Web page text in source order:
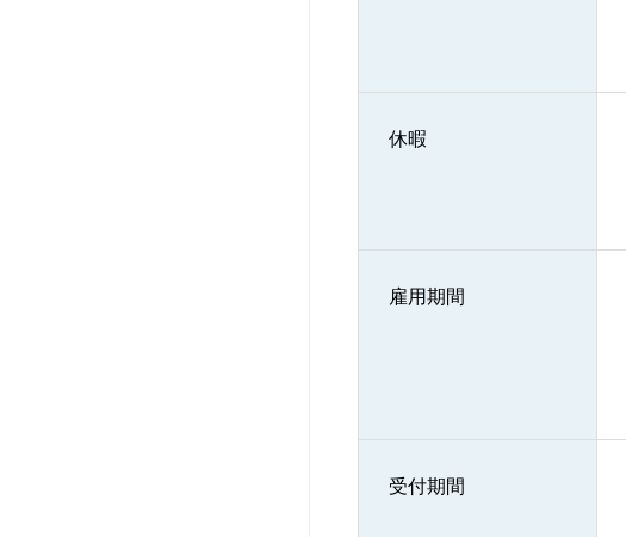
休暇
雇用期間
受付期間